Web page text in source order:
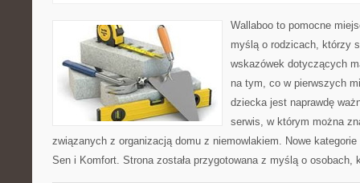
Wallaboo to pomocne
myślą o rodzicach, którzy
wskazówek dotyczących
na tym, co w pierwszych
dziecka jest naprawdę
serwis, w którym można
związanych z organizacją domu z niemowlakiem. Nowe
Sen i Komfort. Strona została przygotowana z myślą o